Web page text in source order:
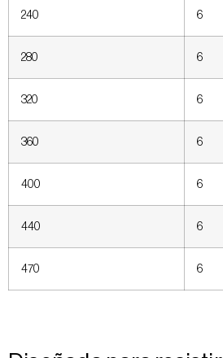
240 6
280 6
320 6
360 6
400 6
440 6
470 6